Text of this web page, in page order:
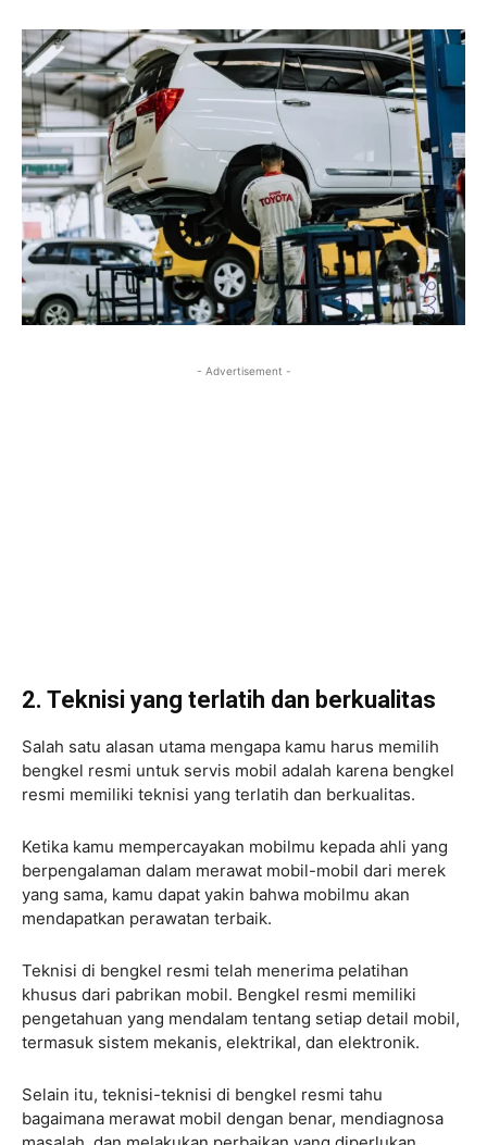
- Advertisement -
2. Teknisi yang terlatih dan berkualitas
Salah satu alasan utama mengapa kamu harus memilih
bengkel resmi untuk servis mobil adalah karena bengkel
resmi memiliki teknisi yang terlatih dan berkualitas.
Ketika kamu mempercayakan mobilmu kepada ahli yang
berpengalaman dalam merawat mobil-mobil dari merek
yang sama, kamu dapat yakin bahwa mobilmu akan
mendapatkan perawatan terbaik.
Teknisi di bengkel resmi telah menerima pelatihan
khusus dari pabrikan mobil. Bengkel resmi memiliki
pengetahuan yang mendalam tentang setiap detail mobil,
termasuk sistem mekanis, elektrikal, dan elektronik.
Selain itu, teknisi-teknisi di bengkel resmi tahu
bagaimana merawat mobil dengan benar, mendiagnosa